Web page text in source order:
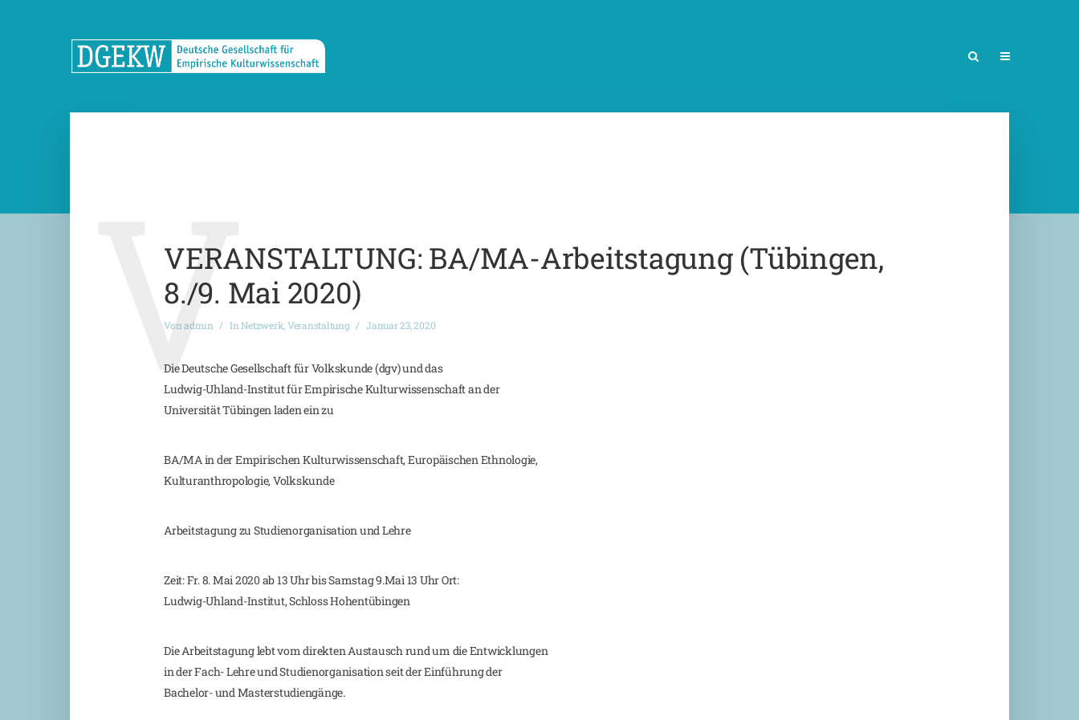
VERANSTALTUNG: BA/MA-Arbeitstagung (Tübingen,
8./9. Mai 2020)
Vonadmin InNetzwerk,Veranstaltung Januar 23, 2020
V
Die Deutsche Gesellschaft für Volkskunde (dgv) und das
Ludwig-Uhland-Institut für Empirische Kulturwissenschaft an der
Universität Tübingen laden ein zu
BA/MA in der Empirischen Kulturwissenschaft, Europäischen Ethnologie,
Kulturanthropologie, Volkskunde
Arbeitstagung zu Studienorganisation und Lehre
Zeit: Fr. 8. Mai 2020 ab 13 Uhr bis Samstag 9.Mai 13 Uhr Ort:
Ludwig-Uhland-Institut, Schloss Hohentübingen
Die Arbeitstagung lebt vom direkten Austausch rund um die Entwicklungen
in der Fach- Lehre und Studienorganisation seit der Einführung der
Bachelor- und Masterstudiengänge.